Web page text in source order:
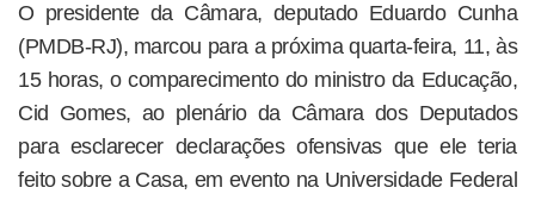
O presidente da Câmara, deputado Eduardo Cunha
(PMDB-RJ), marcou para a próxima quarta-feira, 11, às
15 horas, o comparecimento do ministro da Educação,
Cid Gomes, ao plenário da Câmara dos Deputados
para esclarecer declarações ofensivas que ele teria
feito sobre a Casa, em evento na Universidade Federal